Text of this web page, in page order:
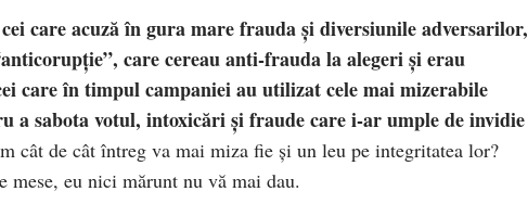
cei care acuză în gura mare frauda și diversiunile adversarilor,
care cereau anti-frauda la alegeri și erau
care în timpul campaniei au utilizat cele mai mizerabile
a sabota votul, intoxicări și fraude care i-ar umple de invidie
cât de cât întreg va mai miza fie și un leu pe integritatea lor?
mese, eu nici mărunt nu vă mai dau.